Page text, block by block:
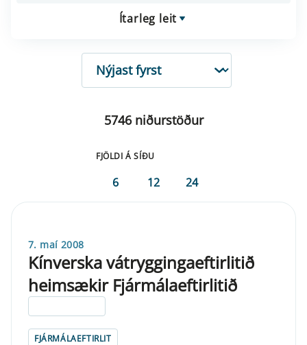
Ítarleg leit
RÖÐUN
5746 niðurstöður
FJÖLDI Á SÍÐU
6 12 24
7. maí 2008
Kínverska vátryggingaeftirlitið
heimsækir Fjármálaeftirlitið
FJÁRMÁLAEFTIRLIT